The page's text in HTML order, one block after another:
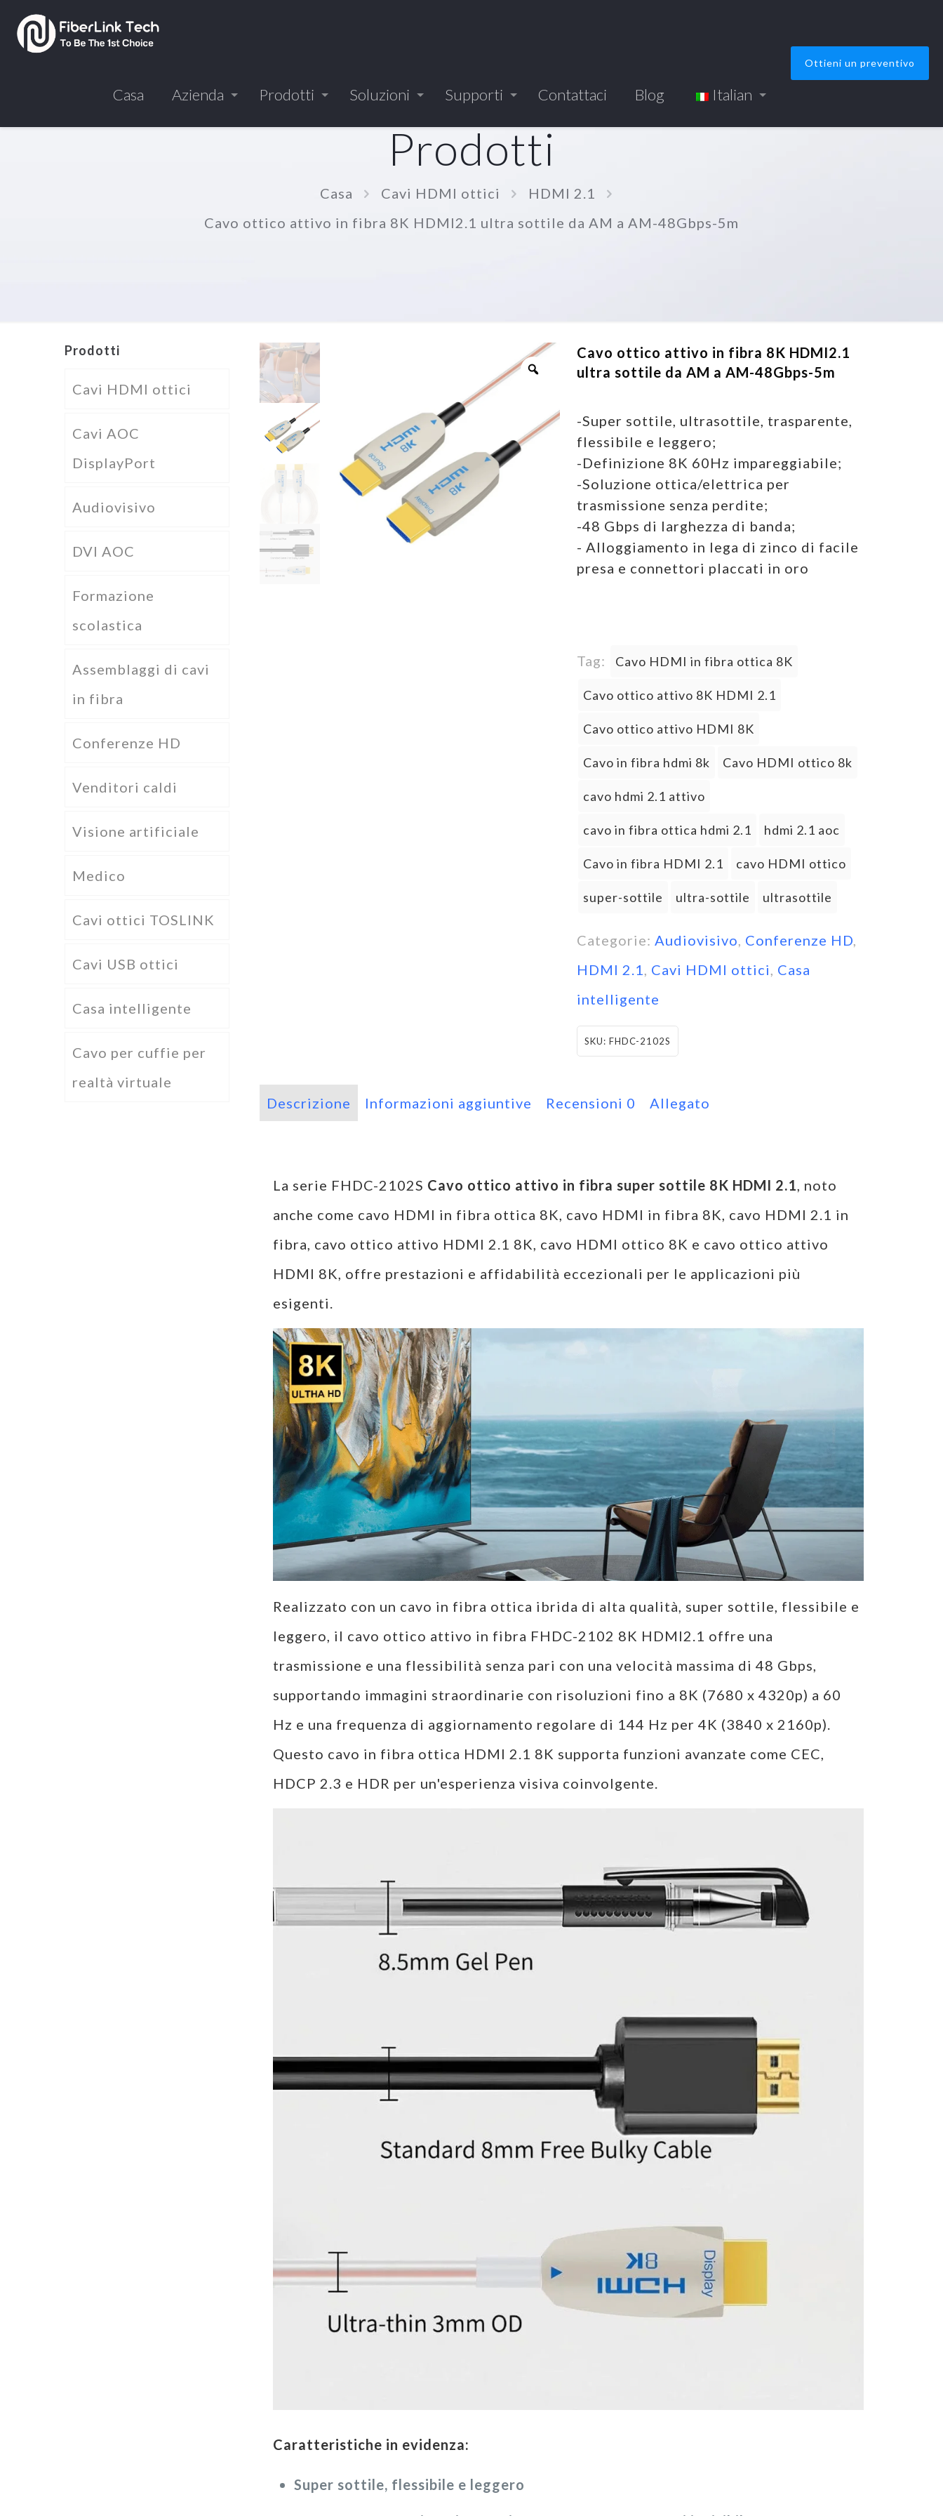
Casa Azienda Prodotti Soluzioni Supporti Contattaci Blog Italian
Ottieni un preventivo
Prodotti
Casa Cavi HDMI ottici
HDMI 2.1
Cavo ottico attivo in fibra 8K HDMI2.1 ultra sottile da AM a AM-48Gbps-5m
Cavo ottico attivo in fibra 8K HDMI2.1
ultra sottile da AM a AM-48Gbps-5m
-Super sottile, ultrasottile, trasparente,
flessibile e leggero;
-Definizione 8K 60Hz impareggiabile;
-Soluzione ottica/elettrica per
trasmissione senza perdite;
-48 Gbps di larghezza di banda;
- Alloggiamento in lega di zinco di facile
presa e connettori placcati in oro
Tag: Cavo HDMI in fibra ottica 8K
Cavo ottico attivo 8K HDMI 2.1
Cavo ottico attivo HDMI 8K
Cavo in fibra hdmi 8k Cavo HDMI ottico 8k
cavo hdmi 2.1 attivo
cavo in fibra ottica hdmi 2.1 hdmi 2.1 aoc
Cavo in fibra HDMI 2.1 cavo HDMI ottico
super-sottile ultra-sottile ultrasottile
Categorie: Audiovisivo, Conferenze HD,
HDMI 2.1, Cavi HDMI ottici, Casa
intelligente
SKU: FHDC-2102S
Descrizione Informazioni aggiuntive Recensioni 0 Allegato
La serie FHDC-2102S Cavo ottico attivo in fibra super sottile 8K HDMI 2.1, noto
anche come cavo HDMI in fibra ottica 8K, cavo HDMI in fibra 8K, cavo HDMI 2.1 in
fibra, cavo ottico attivo HDMI 2.1 8K, cavo HDMI ottico 8K e cavo ottico attivo
HDMI 8K, offre prestazioni e affidabilità eccezionali per le applicazioni più
esigenti.
Realizzato con un cavo in fibra ottica ibrida di alta qualità, super sottile, flessibile e
leggero, il cavo ottico attivo in fibra FHDC-2102 8K HDMI2.1 offre una
trasmissione e una flessibilità senza pari con una velocità massima di 48 Gbps,
supportando immagini straordinarie con risoluzioni fino a 8K (7680 x 4320p) a 60
Hz e una frequenza di aggiornamento regolare di 144 Hz per 4K (3840 x 2160p).
Questo cavo in fibra ottica HDMI 2.1 8K supporta funzioni avanzate come CEC,
HDCP 2.3 e HDR per un'esperienza visiva coinvolgente.
Caratteristiche in evidenza:
Super sottile, flessibile e leggero
Prodotti
Cavi HDMI ottici
Cavi AOC
DisplayPort
Audiovisivo
DVI AOC
Formazione
scolastica
Assemblaggi di cavi
in fibra
Conferenze HD
Venditori caldi
Visione artificiale
Medico
Cavi ottici TOSLINK
Cavi USB ottici
Casa intelligente
Cavo per cuffie per
realtà virtuale